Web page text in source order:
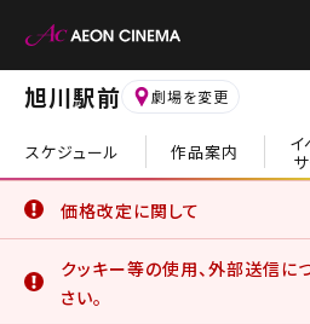
旭川駅前 劇場を変更
スケジュール 作品案内 イ
価格改定に関して
格改定を実施いたしました。
詳細はこちら
クッキー等の使用、外部送信に
さい。
閉じる